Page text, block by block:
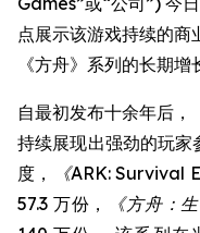
点展示该游戏持续的商
《方舟》系列的长期增
自最初发布十余年后，
持续展现出强劲的玩
度，
《ARK: Survival
57.3 万份，
《方舟：